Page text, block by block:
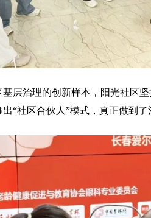
治理的创新样本，阳光社区坚
“社区合伙人”模式，真正做到了